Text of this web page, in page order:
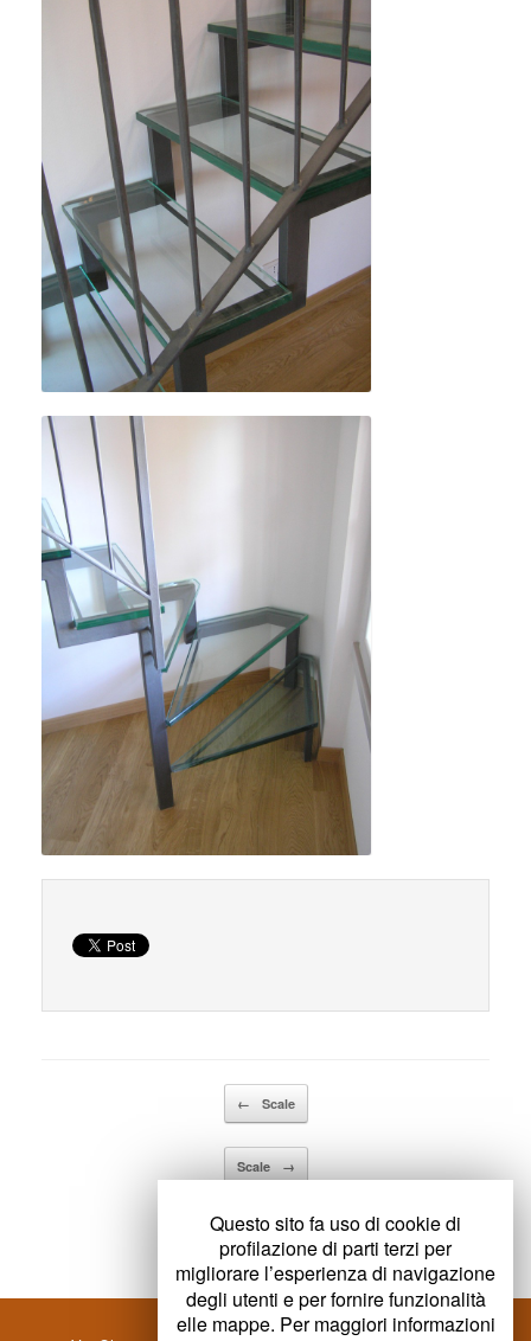
Details
← Scale
Scale →
Questo sito fa uso di cookie di
profilazione di parti terzi per
migliorare l’esperienza di navigazione
degli utenti e per fornire funzionalità
elle mappe. Per maggiori informazioni